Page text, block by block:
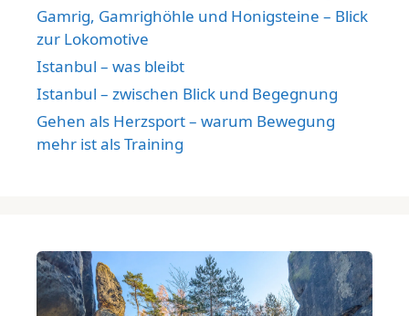
Gamrig, Gamrighöhle und Honigsteine – Blick
zur Lokomotive
Istanbul – was bleibt
Istanbul – zwischen Blick und Begegnung
Gehen als Herzsport – warum Bewegung
mehr ist als Training